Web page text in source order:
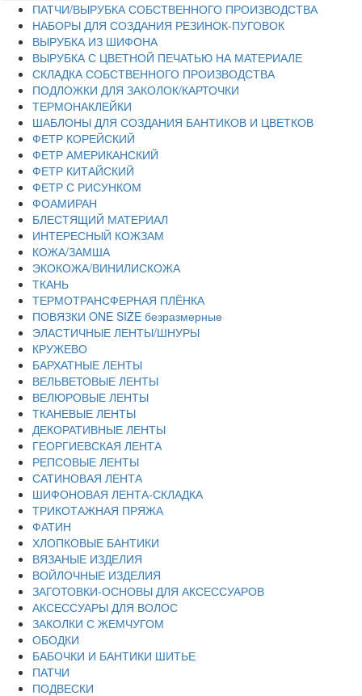
ПАТЧИ/ВЫРУБКА СОБСТВЕННОГО ПРОИЗВОДСТВА
НАБОРЫ ДЛЯ СОЗДАНИЯ РЕЗИНОК-ПУГОВОК
ВЫРУБКА ИЗ ШИФОНА
ВЫРУБКА С ЦВЕТНОЙ ПЕЧАТЬЮ НА МАТЕРИАЛЕ
СКЛАДКА СОБСТВЕННОГО ПРОИЗВОДСТВА
ПОДЛОЖКИ ДЛЯ ЗАКОЛОК/КАРТОЧКИ
ТЕРМОНАКЛЕЙКИ
ШАБЛОНЫ ДЛЯ СОЗДАНИЯ БАНТИКОВ И ЦВЕТКОВ
ФЕТР КОРЕЙСКИЙ
ФЕТР АМЕРИКАНСКИЙ
ФЕТР КИТАЙСКИЙ
ФЕТР С РИСУНКОМ
ФОАМИРАН
БЛЕСТЯЩИЙ МАТЕРИАЛ
ИНТЕРЕСНЫЙ КОЖЗАМ
КОЖА/ЗАМША
ЭКОКОЖА/ВИНИЛИСКОЖА
ТКАНЬ
ТЕРМОТРАНСФЕРНАЯ ПЛЁНКА
ПОВЯЗКИ ONE SIZE безразмерные
ЭЛАСТИЧНЫЕ ЛЕНТЫ/ШНУРЫ
КРУЖЕВО
БАРХАТНЫЕ ЛЕНТЫ
ВЕЛЬВЕТОВЫЕ ЛЕНТЫ
ВЕЛЮРОВЫЕ ЛЕНТЫ
ТКАНЕВЫЕ ЛЕНТЫ
ДЕКОРАТИВНЫЕ ЛЕНТЫ
ГЕОРГИЕВСКАЯ ЛЕНТА
РЕПСОВЫЕ ЛЕНТЫ
САТИНОВАЯ ЛЕНТА
ШИФОНОВАЯ ЛЕНТА-СКЛАДКА
ТРИКОТАЖНАЯ ПРЯЖА
ФАТИН
ХЛОПКОВЫЕ БАНТИКИ
ВЯЗАНЫЕ ИЗДЕЛИЯ
ВОЙЛОЧНЫЕ ИЗДЕЛИЯ
ЗАГОТОВКИ-ОСНОВЫ ДЛЯ АКСЕССУАРОВ
АКСЕССУАРЫ ДЛЯ ВОЛОС
ЗАКОЛКИ С ЖЕМЧУГОМ
ОБОДКИ
БАБОЧКИ И БАНТИКИ ШИТЬЕ
ПАТЧИ
ПОДВЕСКИ